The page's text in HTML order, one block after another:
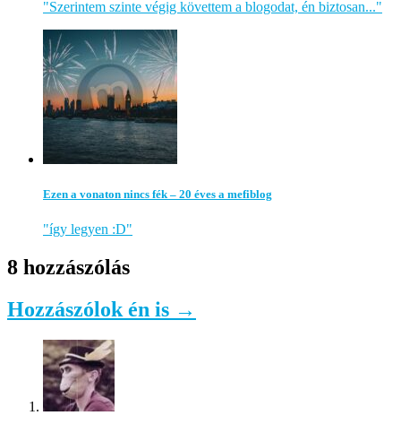
"Szerintem szinte végig követtem a blogodat, én biztosan..."
Ezen a vonaton nincs fék – 20 éves a mefiblog
"így legyen :D"
8 hozzászólás
Hozzászólok én is →